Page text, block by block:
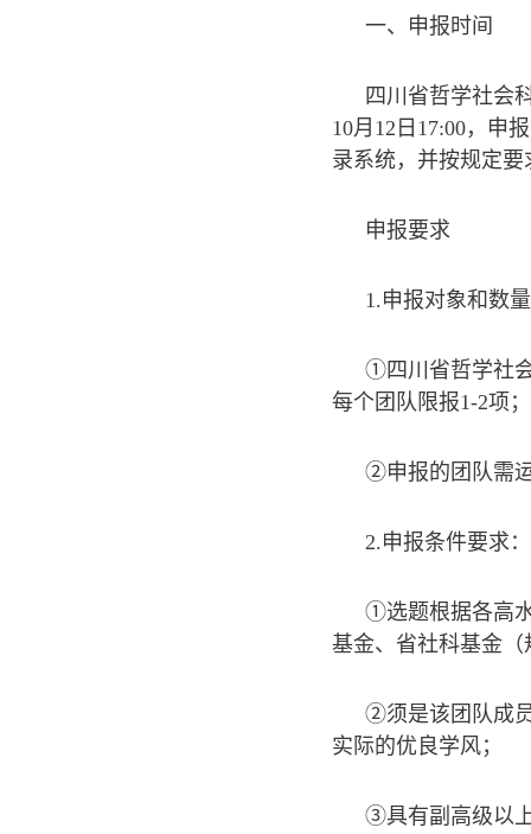
一、申报时间
四川省哲学社会
10月12日17:00，申
录系统，并按规定
申报要求
1.申报对象和数
①四川省哲学社
每个团队限报1-2项；
②申报的团队需
2.申报条件要求：
①选题根据各高
基金、省社科基金
②须是该团队成
实际的优良学风；
③具有副高级以